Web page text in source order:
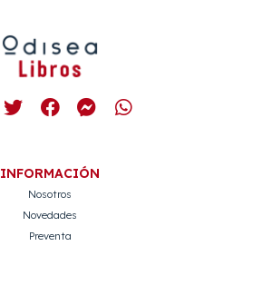
INFORMACIÓN
Nosotros
Novedades
Preventa